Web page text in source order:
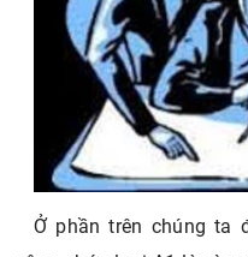
Ở phần trên chúng ta